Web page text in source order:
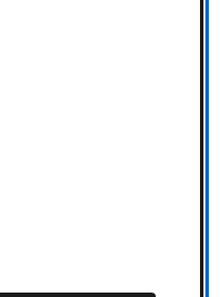
2014 | Thomas
Brettspiel,
durch